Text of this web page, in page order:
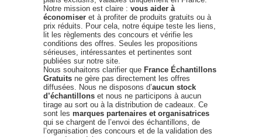
Notre mission est claire : vous aider à
économiser et à profiter de produits gratuits ou à
prix réduits. Pour cela, notre équipe teste les liens,
lit les règlements des concours et vérifie les
conditions des offres. Seules les propositions
sérieuses, intéressantes et pertinentes sont
publiées sur notre site.
Nous souhaitons clarifier que France Échantillons
Gratuits ne gère pas directement les offres
diffusées. Nous ne disposons d’aucun stock
d’échantillons et nous ne participons à aucun
tirage au sort ou à la distribution de cadeaux. Ce
sont les marques partenaires et organisatrices
qui se chargent de l’envoi des échantillons, de
l’organisation des concours et de la validation des